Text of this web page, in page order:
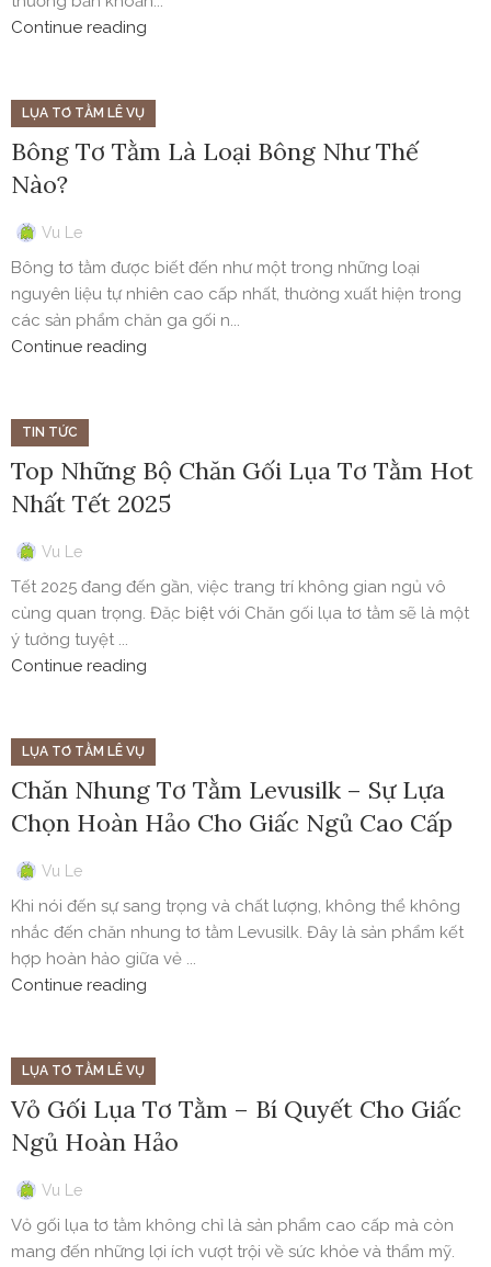
Continue reading
LỤA TƠ TẰM LÊ VỤ
Bông Tơ Tằm Là Loại Bông Như Thế
Nào?
Vu Le
Bông tơ tằm được biết đến như một trong những loại
nguyên liệu tự nhiên cao cấp nhất, thường xuất hiện trong
các sản phẩm chăn ga gối n...
Continue reading
TIN TỨC
Top Những Bộ Chăn Gối Lụa Tơ Tằm Hot
Nhất Tết 2025
Vu Le
Tết 2025 đang đến gần, việc trang trí không gian ngủ vô
cùng quan trọng. Đặc biệt với Chăn gối lụa tơ tằm sẽ là một
ý tưởng tuyệt ...
Continue reading
LỤA TƠ TẰM LÊ VỤ
Chăn Nhung Tơ Tằm Levusilk – Sự Lựa
Chọn Hoàn Hảo Cho Giấc Ngủ Cao Cấp
Vu Le
Khi nói đến sự sang trọng và chất lượng, không thể không
nhắc đến chăn nhung tơ tằm Levusilk. Đây là sản phẩm kết
hợp hoàn hảo giữa vẻ ...
Continue reading
LỤA TƠ TẰM LÊ VỤ
Vỏ Gối Lụa Tơ Tằm – Bí Quyết Cho Giấc
Ngủ Hoàn Hảo
Vu Le
Vỏ gối lụa tơ tằm không chỉ là sản phẩm cao cấp mà còn
mang đến những lợi ích vượt trội về sức khỏe và thẩm mỹ.